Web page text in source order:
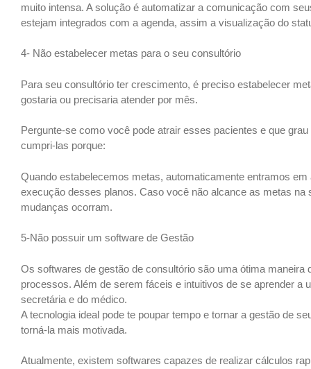
muito intensa. A solução é automatizar a comunicação com
estejam integrados com a agenda, assim a visualização do
4- Não estabelecer metas para o seu consultório
Para seu consultório ter crescimento, é preciso estabelecer
gostaria ou precisaria atender por mês.
Pergunte-se como você pode atrair esses pacientes e que
cumpri-las porque:
Quando estabelecemos metas, automaticamente entramos
execução desses planos. Caso você não alcance as metas
mudanças ocorram.
5-Não possuir um software de Gestão
Os softwares de gestão de consultório são uma ótima
processos. Além de serem fáceis e intuitivos de se aprender a
secretária e do médico.
A tecnologia ideal pode te poupar tempo e tornar a gestão de
torná-la mais motivada.
Atualmente, existem softwares capazes de realizar cálculos